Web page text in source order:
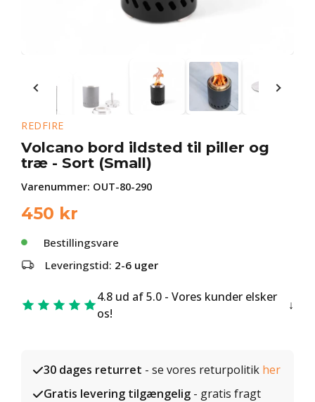
REDFIRE
Volcano bord ildsted til piller og
træ - Sort (Small)
Varenummer: OUT-80-290
450 kr
Bestillingsvare
Leveringstid: 2-6 uger
4.8 ud af 5.0 - Vores kunder elsker
os!
30 dages returret - se vores returpolitik her
Gratis levering tilgængelig - gratis fragt